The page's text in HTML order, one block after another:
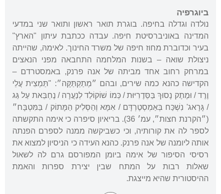
ביוגרפיה
נולדה וגדלה בחיפה. בוגרת תואר ראשון ותואר שני במדעי
המדינה באוניברסיטת חיפה. עבדה ככתבת עיתון "הארץ"
בעיר וכדוברת מחוז חיפה של משרד החינוך. לאימהּ, שהייתה
ניצולת שואה – בשנות המלחמה התחבאה מפני הנאצים
במרחק רחוב אחד מביתה של אנה פרנק, באמסטרדם –
הקדישה כהנא כמה שירים, ובהם ״מְתַקְתַּקָּה״: "תַּמְצִית עֲלֵי
וֶרֶד / וּמֶתֶק נָסוּךְ בַּסֵּדֶרִיּוּת / כְּמוֹ שׁוֹקוֹלַד לְנַעֲרָה / נֶחְבֵּאת עַל גַּג
/ גָּרָאג' נִשְׁכַּח בְּאַמְסְטֶרְדָּם / אִמָּא וְהַסְּלִיק הַמָּתוֹק / בַּמִּטְבָּח״
(״הקרנת חצות״, עמ׳ 36). בריאיון סיפרה כי אימה התקשתה
לספר לה את קורותיה, וכי כשביקשה ממנה לספרם הפנתה
אותה ליומנה של אנה פרנק. כהנא העידה כי הניסיון למצוא את
רסיסי הסיפור של אימה ביומן המפורסם גרם לה לשאול
שאלות רבות על המתח שבין יצירת ספרות והאמת
ההיסטורית שהיא מייצגת.